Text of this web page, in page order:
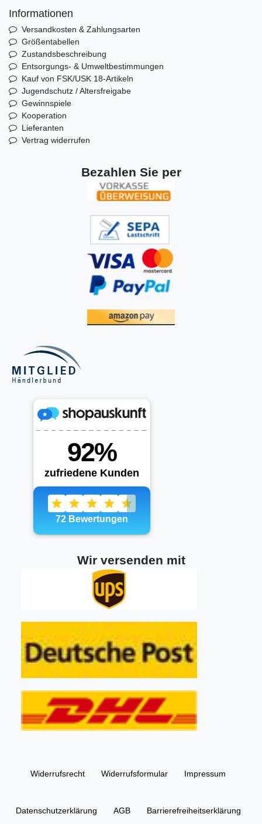
Informationen
Versandkosten & Zahlungsarten
Größentabellen
Zustandsbeschreibung
Entsorgungs- & Umweltbestimmungen
Kauf von FSK/USK 18-Artikeln
Jugendschutz / Altersfreigabe
Gewinnspiele
Kooperation
Lieferanten
Vertrag widerrufen
Bezahlen Sie per
Wir versenden mit
Widerrufs­recht Widerrufs­formular Impressum
Daten­schutz­erklärung AGB Barrierefreiheitserklärung